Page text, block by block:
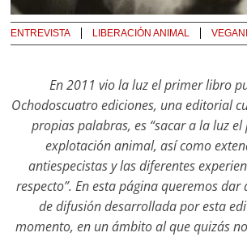
ENTREVISTA LIBERACIÓN ANIMAL
En 2011 vio la luz el primer libro
Ochodoscuatro ediciones, una editorial
propias palabras, es “sacar a la luz
explotación animal, así como
antiespecistas y las diferentes
respecto”. En esta página queremos
de difusión desarrollada por esta
momento, en un ámbito al que quizás